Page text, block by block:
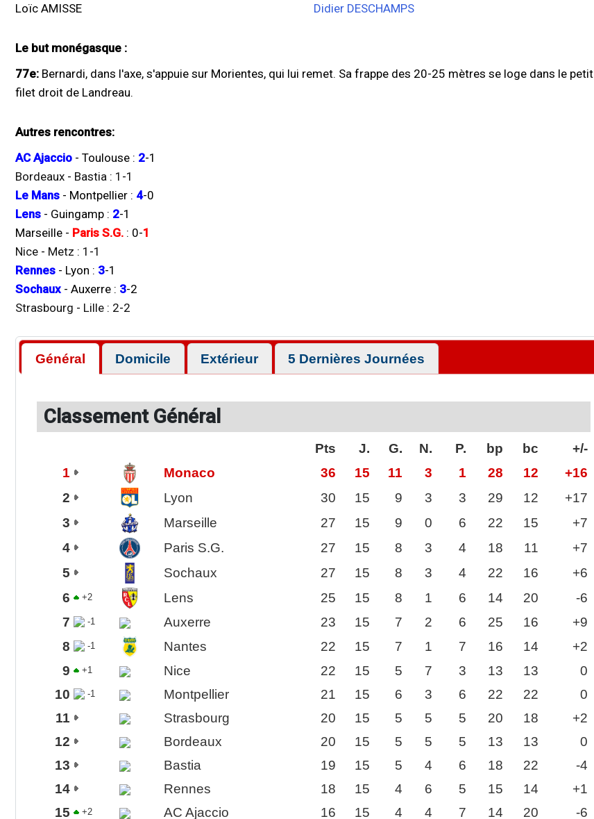
Loïc AMISSE Didier DESCHAMPS
Le but monégasque :
77e: Bernardi, dans l'axe, s'appuie sur Morientes, qui lui remet. Sa frappe des 20-25 mètres se loge dans le petit
filet droit de Landreau.
Autres rencontres:
AC Ajaccio - Toulouse : 2-1
Bordeaux - Bastia : 1 -1
Le Mans - Montpellier : 4-0
Lens - Guingamp : 2-1
Marseille - Paris S.G. : 0-1
Nice - Metz : 1 -1
Rennes - Lyon : 3-1
Sochaux - Auxerre : 3-2
Strasbourg - Lille : 2-2
Général Domicile Extérieur 5 Dernières Journées
Classement Général
Pts J. G. N. P. bp bc
+/-
1
Monaco 36 15 11 3 1 28 12
+16
2
Lyon 30 15 9 3 3 29 12
+17
3
Marseille 27 15 9 0 6 22 15
+7
4
Paris S.G. 27 15 8 3 4 18 11
+7
5
Sochaux 27 15 8 3 4 22 16
+6
6
+2 Lens 25 15 8 1 6 14 20
-6
7
-1 Auxerre 23 15 7 2 6 25 16
+9
8
-1 Nantes 22 15 7 1 7 16 14
+2
9
+1 Nice 22 15 5 7 3 13 13
0
10
-1 Montpellier 21 15 6 3 6 22 22
0
11
Strasbourg 20 15 5 5 5 20 18
+2
12
Bordeaux 20 15 5 5 5 13 13
0
13
Bastia 19 15 5 4 6 18 22
-4
14
Rennes 18 15 4 6 5 15 14
+1
15
+2 AC Ajaccio 16 15 4 4 7 14 20 -6